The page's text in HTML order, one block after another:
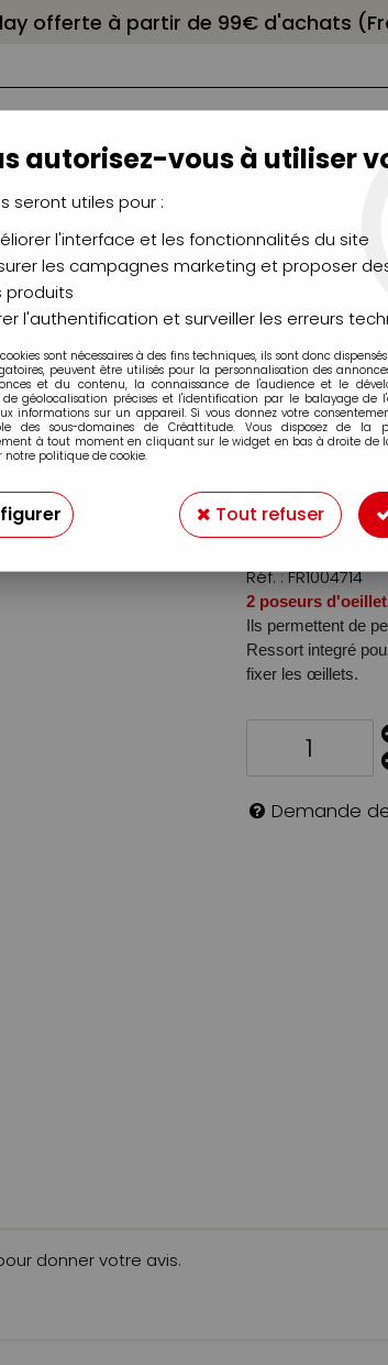
offerte à partir de 99€ d'achats
CHÂSSIS
CHEVALETS
AÉROGRAPHIE
MODÉLISME
>Oeillet>SET 2 POSEUR D'OEILLETS
SET 2
19,99
Réf. :FR1004714
2 poseurs
Ils permettent de
Ressort integré
fixer les œillets.
Demande
donner votre avis.
autorisez-vous à utiliser
seront utiles pour :
l'interface et les fonctionnalités du site
les campagnes marketing et proposer
produits
l'authentification et surveiller les erreurs
sont nécessaires à des fins techniques, ils sont donc
peuvent être utilisés pour la personnalisation des
et du contenu, la connaissance de l'audience et le
de géolocalisation précises et l'identification par le balayage de
informations sur un appareil. Si vous donnez votre
des sous-domaines de Créattitude. Vous disposez de la
à tout moment en cliquant sur le widget en bas à droite de
notre politique de cookie.
Tout refuser